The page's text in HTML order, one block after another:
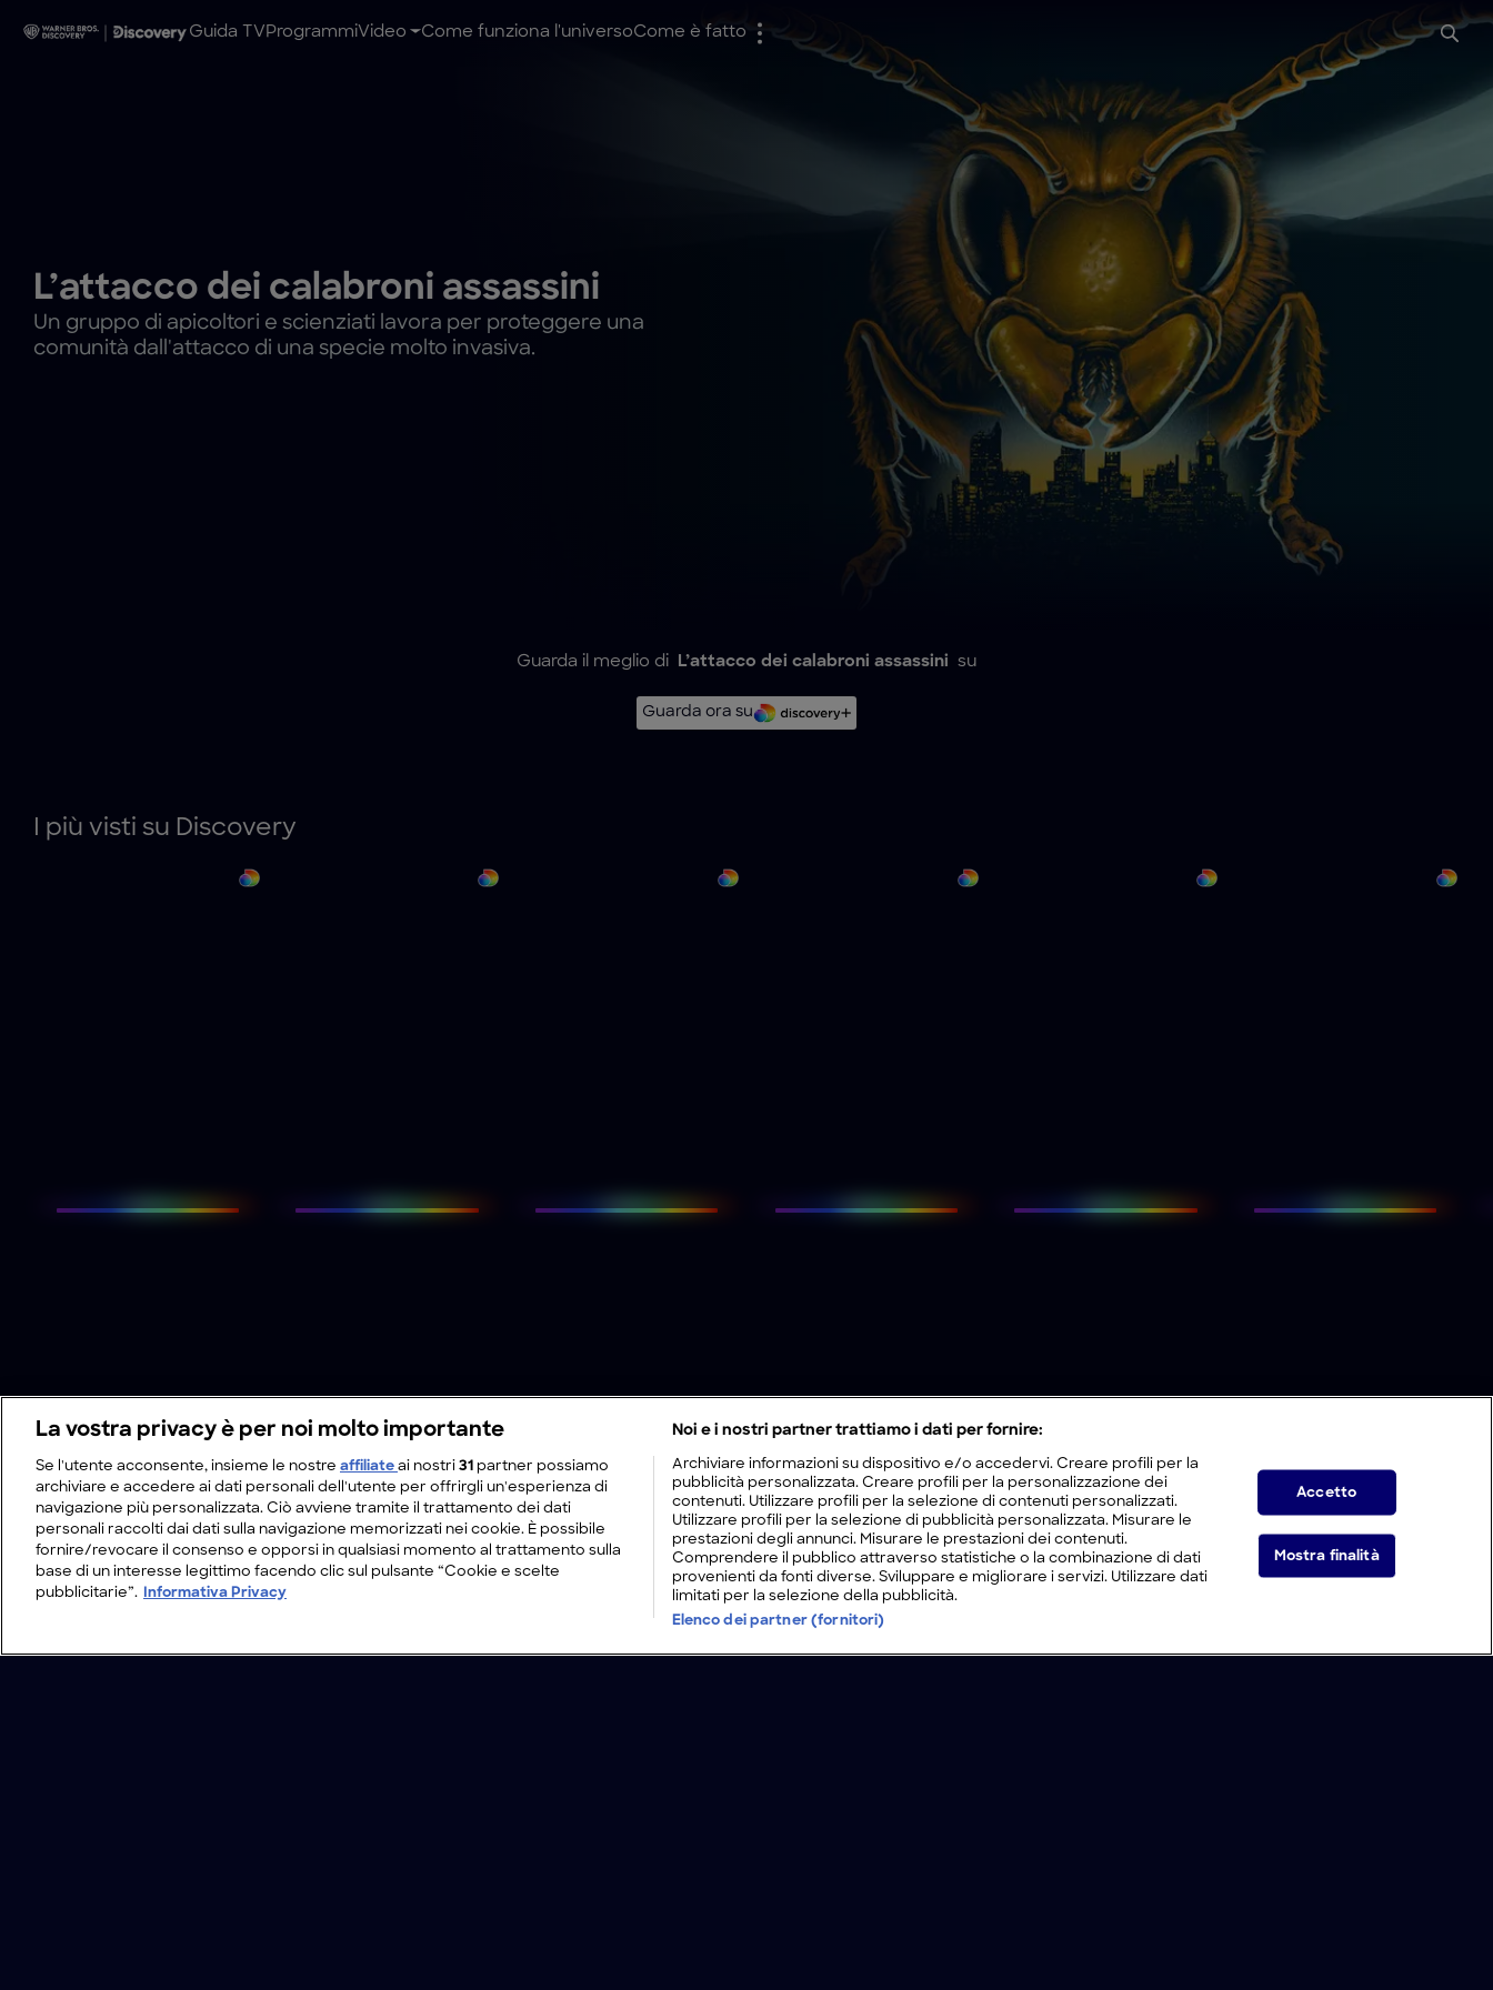
Guida TVProgrammiVideo Come funziona l'universoCome è fatto
L’attacco dei calabroni assassini
Un gruppo di apicoltori e scienziati lavora per proteggere una
comunità dall'attacco di una specie molto invasiva.
Guarda il meglio di L’attacco dei calabroni assassini su
Guarda ora su
I più visti su Discovery
La vostra privacy è per noi molto importante
Se l'utente acconsente, insieme le nostre affiliate ai nostri 31 partner possiamo
archiviare e accedere ai dati personali dell'utente per offrirgli un'esperienza di
navigazione più personalizzata. Ciò avviene tramite il trattamento dei dati
personali raccolti dai dati sulla navigazione memorizzati nei cookie. È possibile
fornire/revocare il consenso e opporsi in qualsiasi momento al trattamento sulla
base di un interesse legittimo facendo clic sul pulsante “Cookie e scelte
pubblicitarie”.
Informativa Privacy
Noi e i nostri partner trattiamo i dati per fornire:
Archiviare informazioni su dispositivo e/o accedervi. Creare profili per la
pubblicità personalizzata. Creare profili per la personalizzazione dei
contenuti. Utilizzare profili per la selezione di contenuti personalizzati.
Utilizzare profili per la selezione di pubblicità personalizzata. Misurare le
prestazioni degli annunci. Misurare le prestazioni dei contenuti.
Comprendere il pubblico attraverso statistiche o la combinazione di dati
provenienti da fonti diverse. Sviluppare e migliorare i servizi. Utilizzare dati
limitati per la selezione della pubblicità.
Elenco dei partner (fornitori)
Accetto
Mostra finalità